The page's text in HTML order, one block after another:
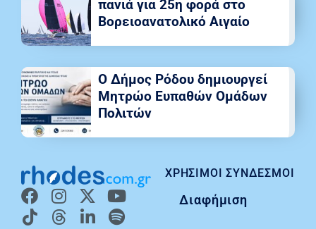
ΧΡΉΣΙΜΟΙ ΣΎΝΔΕΣΜΟΙ
Διαφήμιση
πανιά για 25η φορά στο
Βορειοανατολικό Αιγαίο
Ο Δήμος Ρόδου δημιουργεί
Μητρώο Ευπαθών Ομάδων
Πολιτών